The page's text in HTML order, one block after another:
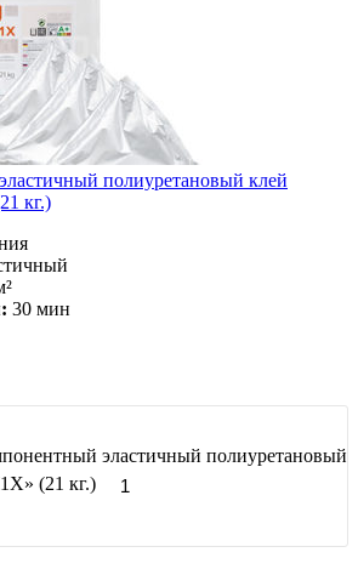
полиуретановый клей
кг.)
30 мин
эластичный полиуретановый
(21 кг.)